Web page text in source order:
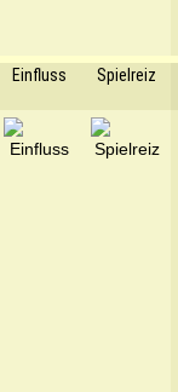
Einfluss Spielreiz